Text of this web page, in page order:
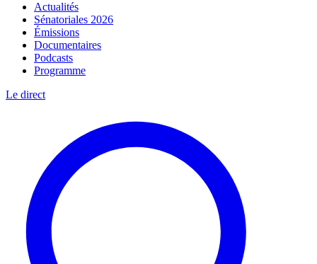
Actualités
Sénatoriales 2026
Émissions
Documentaires
Podcasts
Programme
Le direct